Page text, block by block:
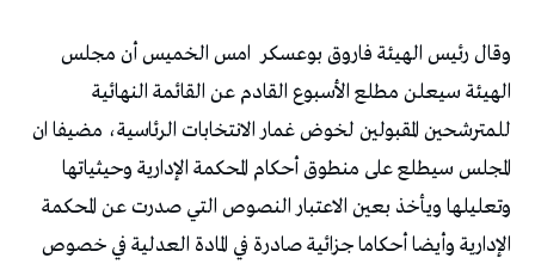
وقال رئيس الهيئة فاروق بوعسكر امس الخميس أن مجلس
الهيئة سيعلن مطلع الأسبوع القادم عن القائمة النهائية
للمترشحين المقبولين لخوض غمار الانتخابات الرئاسية، مضيفا ان
المجلس سيطلع على منطوق أحكام المحكمة الإدارية وحيثياتها
وتعليلها ويأخذ بعين الاعتبار النصوص التي صدرت عن المحكمة
الإدارية وأيضا أحكاما جزائية صادرة في المادة العدلية في خصوص